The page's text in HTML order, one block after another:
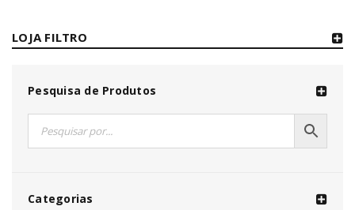
LOJA FILTRO
Pesquisa de Produtos
Categorias